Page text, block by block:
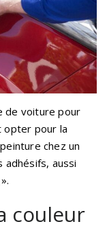
de voiture pour
opter pour la
chez un
adhésifs, aussi
couleur